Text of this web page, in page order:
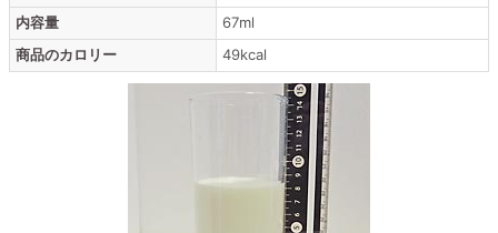
内容量
67ml
商品のカロリー
49kcal